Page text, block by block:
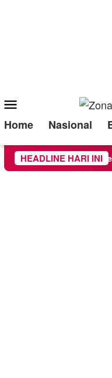
Menu
Home Nasional
HEADLINE HARI INI
Diperiksa